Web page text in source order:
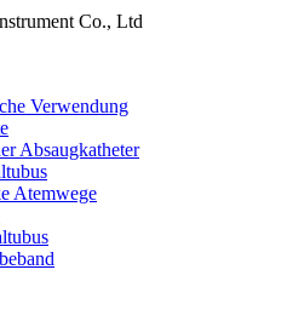
Co., Ltd
Verwendung
Absaugkatheter
Atemwege